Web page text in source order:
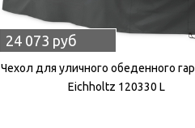
24 073 руб
Чехол для уличного обеденного
Eichholtz 120330 L